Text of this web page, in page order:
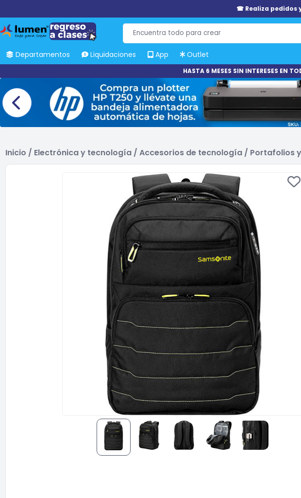
☎ Realiza pedidos
Departamentos Liquidaciones App Outlet
HASTA 6 MESES SIN INTERESES EN
Inicio / Electrónica y tecnología / Accesorios de tecnología / Portafolios